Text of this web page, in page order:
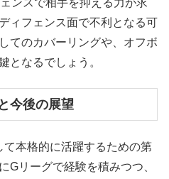
ィフェンス面で不利となる可
てのカバーリングや、オフボ
となるでしょう。
今後の展望
本格的に活躍するための第
Gリーグで経験を積みつつ、